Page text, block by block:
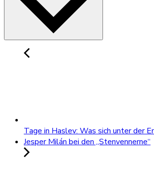
Tage in Haslev: Was sich unter der
Jesper Milán bei den „Stenvennerne“